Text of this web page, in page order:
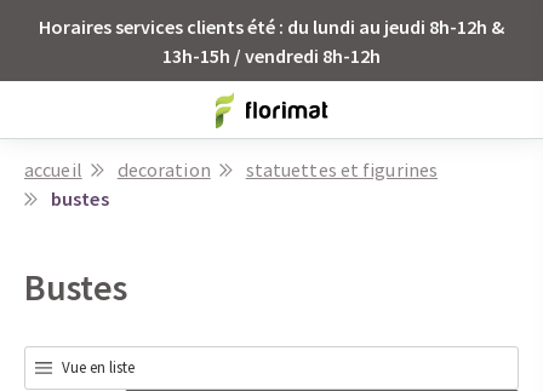
Horaires services clients été : du lundi au jeudi 8h-12h &
13h-15h / vendredi 8h-12h
accueil decoration
statuettes et figurines
bustes
Bustes
Vue en liste